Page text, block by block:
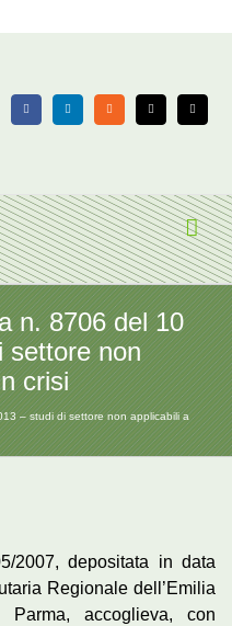
FacebookLinkedIn Rss X Email
n. 8706 del 10
settore non
crisi
– studi di settore non applicabili a
2007, depositata in data
Regionale dell’Emilia
accoglieva, con